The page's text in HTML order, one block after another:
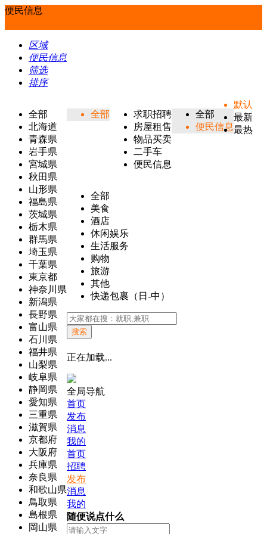
便民信息
区域
便民信息
筛选
排序
全部
北海道
青森県
岩手県
宮城県
秋田県
山形県
福島県
茨城県
栃木県
群馬県
埼玉県
千葉県
東京都
神奈川県
新潟県
長野県
富山県
石川県
福井県
山梨県
岐阜県
静岡県
愛知県
三重県
滋賀県
京都府
大阪府
兵庫県
奈良県
和歌山県
鳥取県
島根県
岡山県
全部
求职招聘
房屋租售
物品买卖
二手车
便民信息
全部
便民信息
全部
美食
酒店
休闲娱乐
生活服务
购物
旅游
其他
快递包裹（日-中）
默认
最新
最热
搜索
正在加载...
全局导航
首页
发布
消息
我的
首页
招聘
发布
消息
我的
随便说点什么